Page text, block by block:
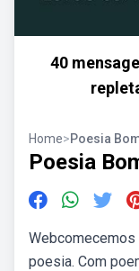
40
Home>Poesia
Poesia
Webcomecemos
poesia. Com